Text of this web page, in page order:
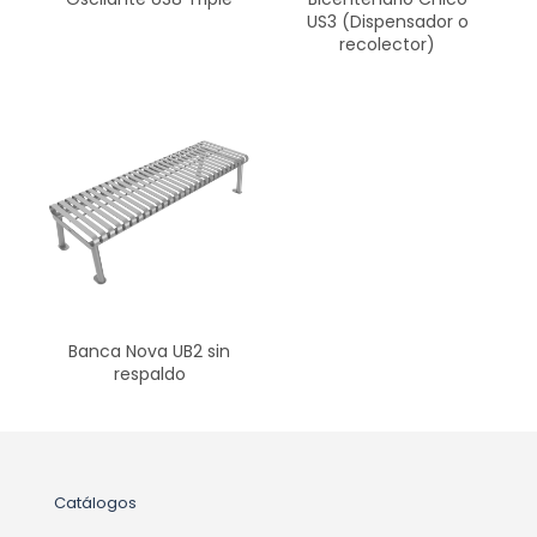
US3 (Dispensador o
recolector)
Banca Nova UB2 sin
respaldo
Catálogos